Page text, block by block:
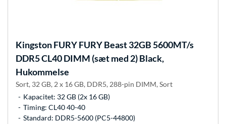
Kingston FURYFURY Beast 32GB 5600MT/s
DDR5 CL40 DIMM (sæt med 2) Black,
Hukommelse
Sort, 32 GB, 2 x 16 GB, DDR5, 288-pin DIMM, Sort
Kapacitet: 32 GB (2x 16 GB)
Timing: CL40 40-40
Standard: DDR5-5600 (PC5-44800)